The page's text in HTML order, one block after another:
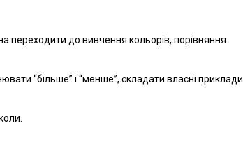
переходити до вивчення кольорів, порівняння
“більше” і “менше”, складати власні приклади